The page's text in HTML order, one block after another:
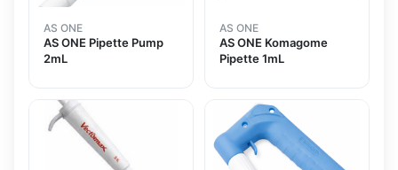
AS ONE
AS ONE Pipette Pump
2mL
AS ONE
AS ONE Komagome
Pipette 1mL